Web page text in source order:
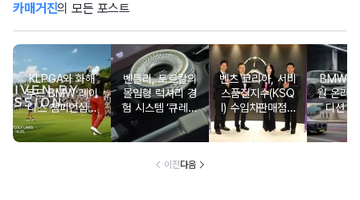
카매거진의 모든 포스트
KLPGA와 화해
무드 BMW 레이
디스 챔피언십…
국내 유일 ‘드림
매치’ 성사되며 얼
벤틀리, 토르칼의
몰입형 럭셔리 경
험 시스템 ‘큐레이
션 엔진’ 공개
벤츠 코리아, 서비
스품질지수(KSQ
I) 수입차판매점 1
2년·수입인증중고
차 6년 연속 1위
BMW
월 온라
디션 3
이전다음